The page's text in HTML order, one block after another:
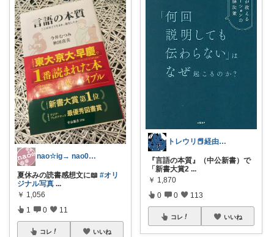
nao☆ig→ nao08080505
夏休みの読書感想文に📖 #オリ
ジナル写真 ...
￥ 1,056
1 0 11
コレ いいね
トレウリ📕経由購入感謝🔆
『言語の本質』（中公新書）で
「新書大賞2 ...
￥ 1,870
0 0 113
コレ いいね